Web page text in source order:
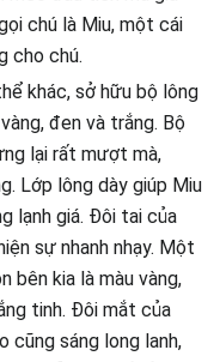
chú là Miu, một cái
cho chú.
khác, sở hữu bộ lông
đen và trắng. Bộ
lại rất mượt mà,
Lớp lông dày giúp Miu
lạnh giá. Đôi tai của
sự nhanh nhạy. Một
bên kia là màu vàng,
tinh. Đôi mắt của
cũng sáng long lanh,